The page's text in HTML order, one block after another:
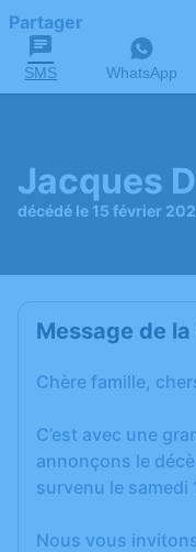
Partager
SMS WhatsApp
Jacques
décédé le 15 février
Message de
Chère famille,
C’est avec une
annonçons le
survenu le samedi
Nous vous